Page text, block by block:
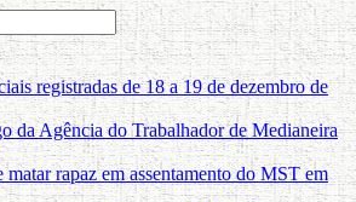
registradas de 18 a 19 de dezembro de
da Agência do Trabalhador de Medianeira
matar rapaz em assentamento do MST em